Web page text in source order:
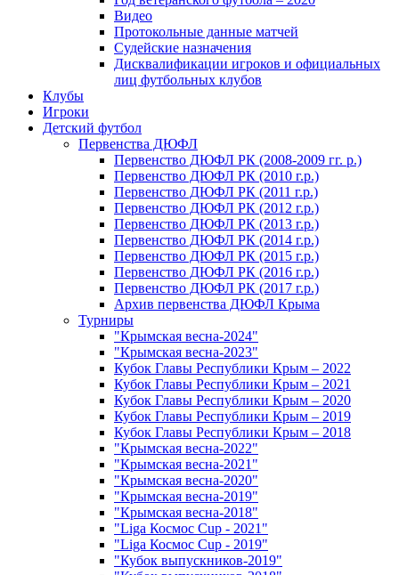
Видео
Протокольные данные матчей
Судейские назначения
Дисквалификации игроков и официальных
лиц футбольных клубов
Клубы
Игроки
Детский футбол
Первенства ДЮФЛ
Первенство ДЮФЛ РК (2008-2009 гг. р.)
Первенство ДЮФЛ РК (2010 г.р.)
Первенство ДЮФЛ РК (2011 г.р.)
Первенство ДЮФЛ РК (2012 г.р.)
Первенство ДЮФЛ РК (2013 г.р.)
Первенство ДЮФЛ РК (2014 г.р.)
Первенство ДЮФЛ РК (2015 г.р.)
Первенство ДЮФЛ РК (2016 г.р.)
Первенство ДЮФЛ РК (2017 г.р.)
Архив первенства ДЮФЛ Крыма
Турниры
"Крымская весна-2024"
"Крымская весна-2023"
Кубок Главы Республики Крым – 2022
Кубок Главы Республики Крым – 2021
Кубок Главы Республики Крым – 2020
Кубок Главы Республики Крым – 2019
Кубок Главы Республики Крым – 2018
"Крымская весна-2022"
"Крымская весна-2021"
"Крымская весна-2020"
"Крымская весна-2019"
"Крымская весна-2018"
"Liga Космос Cup - 2021"
"Liga Космос Cup - 2019"
"Кубок выпускников-2019"